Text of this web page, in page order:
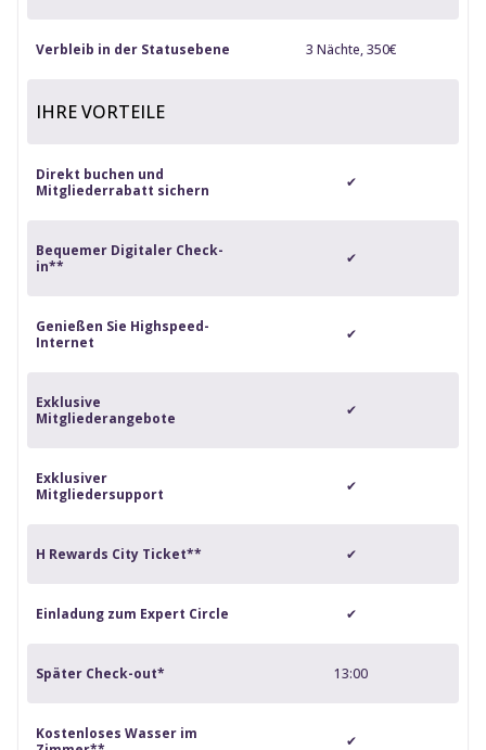
Verbleib in der Statusebene 3 Nächte, 350€
IHRE VORTEILE
Direkt buchen und
Mitgliederrabatt sichern
✔
Bequemer Digitaler Check-
in**
✔
Genießen Sie Highspeed-
Internet
✔
Exklusive
Mitgliederangebote
✔
Exklusiver
Mitgliedersupport
✔
H Rewards City Ticket** ✔
Einladung zum Expert Circle ✔
Später Check-out* 13:00
Kostenloses Wasser im
✔